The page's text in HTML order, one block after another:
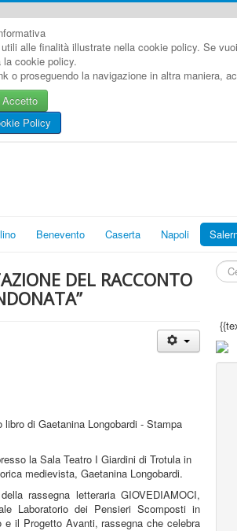
alle finalità illustrate nella cookie policy. Se
la cookie policy.
o proseguendo la navigazione in altra maniera,
Accetto
Policy
Benevento Caserta Napoli
DEL RACCONTO
la Sala Teatro I Giardini di Trotula in
medievista, Gaetanina Longobardi.
rassegna letteraria GIOVEDIAMOCI,
Laboratorio dei Pensieri Scomposti in
e il Progetto Avanti, rassegna che celebra